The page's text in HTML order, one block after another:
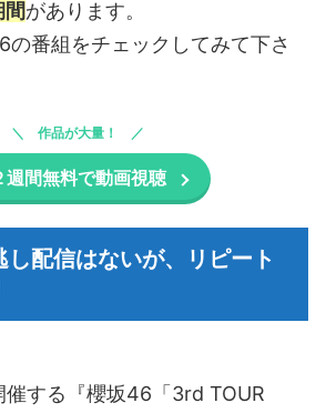
間があります。
番組をチェックしてみて下さ
作品が大量！
週間無料で動画視聴
し配信はないが、リピート
催する『櫻坂46「3rd TOUR